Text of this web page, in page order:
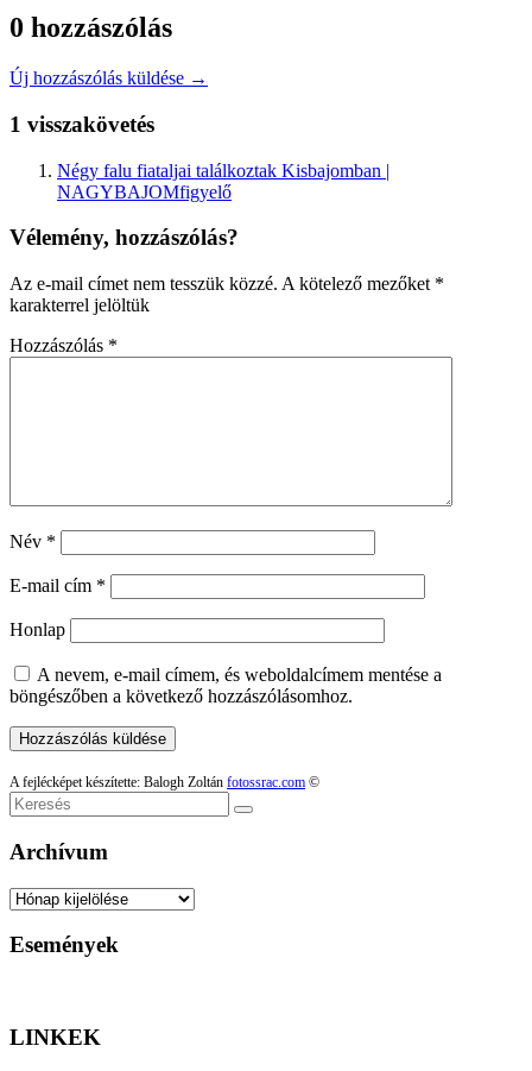
0 hozzászólás
Új hozzászólás küldése →
1 visszakövetés
Négy falu fiataljai találkoztak Kisbajomban |
NAGYBAJOMfigyelő
Vélemény, hozzászólás?
Az e-mail címet nem tesszük közzé. A kötelező mezőket *
karakterrel jelöltük
Hozzászólás *
Név *
E-mail cím *
Honlap
A nevem, e-mail címem, és weboldalcímem mentése a
böngészőben a következő hozzászólásomhoz.
A fejlécképet készítette: Balogh Zoltán fotossrac.com ©
Keresés
Archívum
Archívum
Események
LINKEK